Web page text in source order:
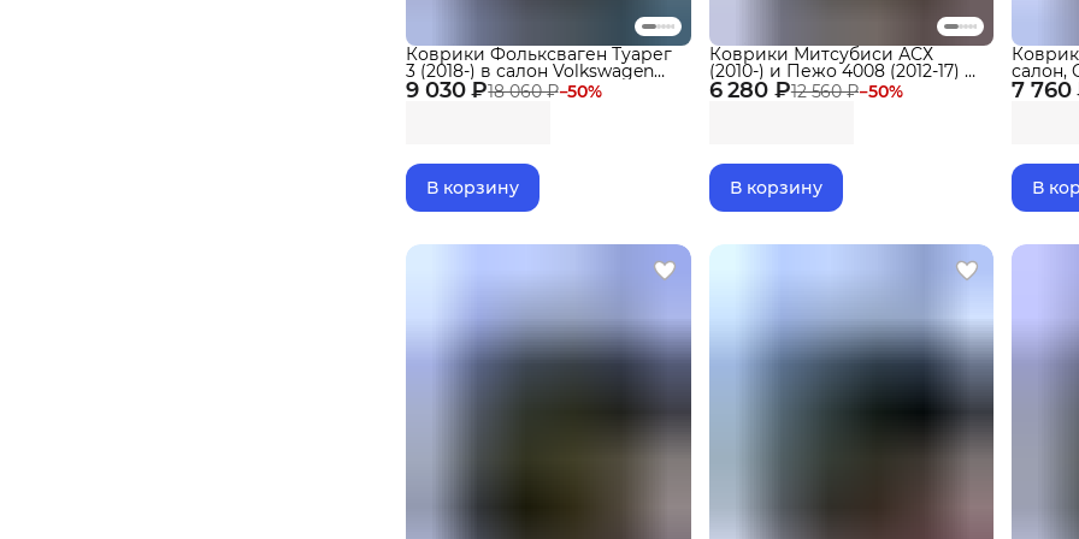
9 030 ₽18 060 ₽−50%
Коврики Фольксваген Туарег
3 (2018-) в салон Volkswagen
Touareg III с бортиками, эва,
В корзину
6 280 ₽12 560 ₽−50%
Коврики Митсубиси АСХ
(2010-) и Пежо 4008 (2012-17) в
салон Mitsubishi ASX & Peugeot
В корзину
7 760
салон,
2025),
В